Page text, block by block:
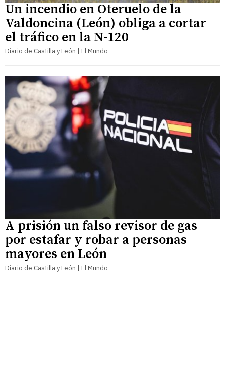
Un incendio en Oteruelo de la
Valdoncina (León) obliga a cortar
el tráfico en la N-120
Diario de Castilla y León | El Mundo
A prisión un falso revisor de gas
por estafar y robar a personas
mayores en León
Diario de Castilla y León | El Mundo